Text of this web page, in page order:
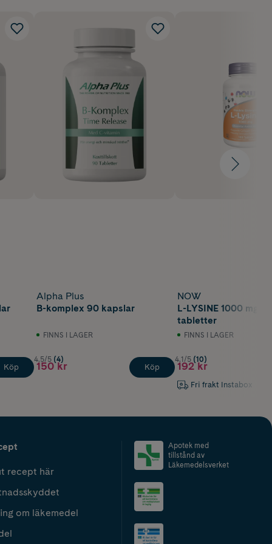
Köp
Alpha Plus
B-komplex 90 kapslar
FINNS I LAGER
4.5/5 (4)
150 kr Köp
NOW
L-LYSINE 1000 mg
tabletter
FINNS I LAGER
4.1/5 (10)
192 kr
Fri frakt Instabox
recept här
om läkemedel
Apotek med
tillstånd av
Läkemedelsverket